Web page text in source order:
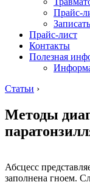
Прайс-
Прайс-лист
Контакты
Полезная
Статьи ›
Методы
Абсцесс
заполнена гноем.